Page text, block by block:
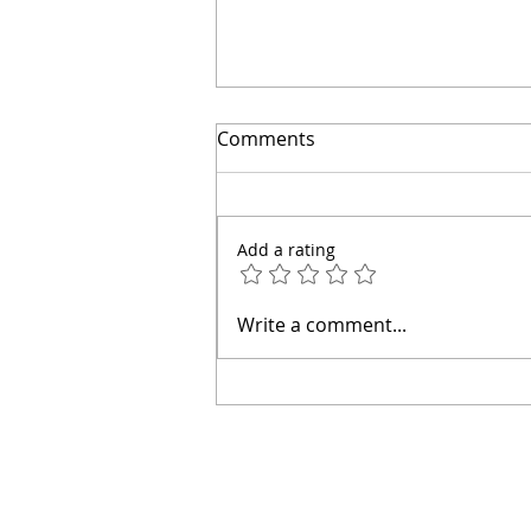
El secreto para ahorrar
Comments
Add a rating
Write a comment...